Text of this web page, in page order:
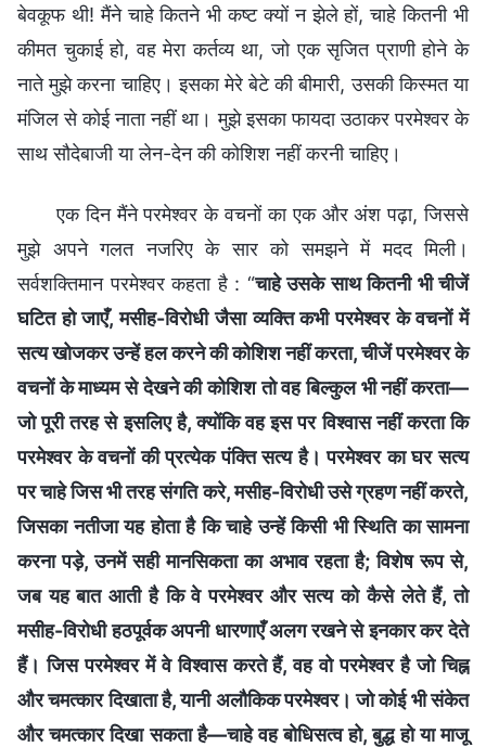
बेवकूफ थी! मैंने चाहे कितने भी कष्ट क्यों न झेले हों, चाहे कितनी भी
कीमत चुकाई हो, वह मेरा कर्तव्य था, जो एक सृजित प्राणी होने के
नाते मुझे करना चाहिए। इसका मेरे बेटे की बीमारी, उसकी किस्मत या
मंजिल से कोई नाता नहीं था। मुझे इसका फायदा उठाकर परमेश्वर के
साथ सौदेबाजी या लेन-देन की कोशिश नहीं करनी चाहिए।
एक दिन मैंने परमेश्वर के वचनों का एक और अंश पढ़ा, जिससे
मुझे अपने गलत नजरिए के सार को समझने में मदद मिली।
सर्वशक्तिमान परमेश्वर कहता है : “चाहे उसके साथ कितनी भी चीजें
घटित हो जाएँ, मसीह-विरोधी जैसा व्यक्ति कभी परमेश्वर के वचनों में
सत्य खोजकर उन्हें हल करने की कोशिश नहीं करता, चीजें परमेश्वर के
वचनों के माध्यम से देखने की कोशिश तो वह बिल्कुल भी नहीं करता—
जो पूरी तरह से इसलिए है, क्योंकि वह इस पर विश्वास नहीं करता कि
परमेश्वर के वचनों की प्रत्येक पंक्ति सत्य है। परमेश्वर का घर सत्य
पर चाहे जिस भी तरह संगति करे, मसीह-विरोधी उसे ग्रहण नहीं करते,
जिसका नतीजा यह होता है कि चाहे उन्हें किसी भी स्थिति का सामना
करना पड़े, उनमें सही मानसिकता का अभाव रहता है; विशेष रूप से,
जब यह बात आती है कि वे परमेश्वर और सत्य को कैसे लेते हैं, तो
मसीह-विरोधी हठपूर्वक अपनी धारणाएँ अलग रखने से इनकार कर देते
हैं। जिस परमेश्वर में वे विश्वास करते हैं, वह वो परमेश्वर है जो चिह्न
और चमत्कार दिखाता है, यानी अलौकिक परमेश्वर। जो कोई भी संकेत
और चमत्कार दिखा सकता है—चाहे वह बोधिसत्व हो, बुद्ध हो या माजू